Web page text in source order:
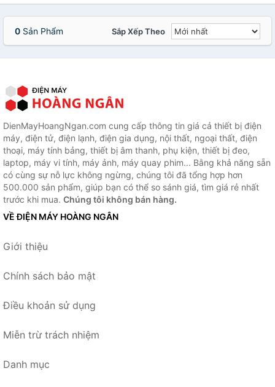
0 Sản Phẩm Sắp Xếp Theo
DienMayHoangNgan.com cung cấp thông tin giá cả thiết bị điện
máy, điện tử, điện lạnh, điện gia dụng, nội thất, ngoại thất, điện
thoại, máy tính bảng, thiết bị âm thanh, phụ kiện, thiết bị đeo,
laptop, máy vi tính, máy ảnh, máy quay phim... Bằng khả năng sẵn
có cùng sự nỗ lực không ngừng, chúng tôi đã tổng hợp hơn
500.000 sản phẩm, giúp bạn có thể so sánh giá, tìm giá rẻ nhất
trước khi mua. Chúng tôi không bán hàng.
VỀ ĐIỆN MÁY HOÀNG NGÂN
Giới thiệu
Chính sách bảo mật
Điều khoản sử dụng
Miễn trừ trách nhiệm
Danh mục